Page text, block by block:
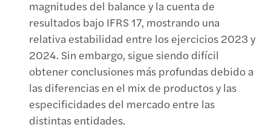
magnitudes del balance y la cuenta de
resultados bajo IFRS 17, mostrando una
relativa estabilidad entre los ejercicios 2023 y
2024. Sin embargo, sigue siendo difícil
obtener conclusiones más profundas debido a
las diferencias en el mix de productos y las
especificidades del mercado entre las
distintas entidades.